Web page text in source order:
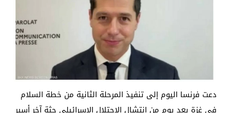
دعت فرنسا اليوم إلى تنفيذ المرحلة الثانية من خطة السلام
في غزة بعد يوم من انتشال الاحتلال الإسرائيلي جثة آخر أسير